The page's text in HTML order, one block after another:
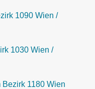
1090 Wien /
1030 Wien /
1180 Wien